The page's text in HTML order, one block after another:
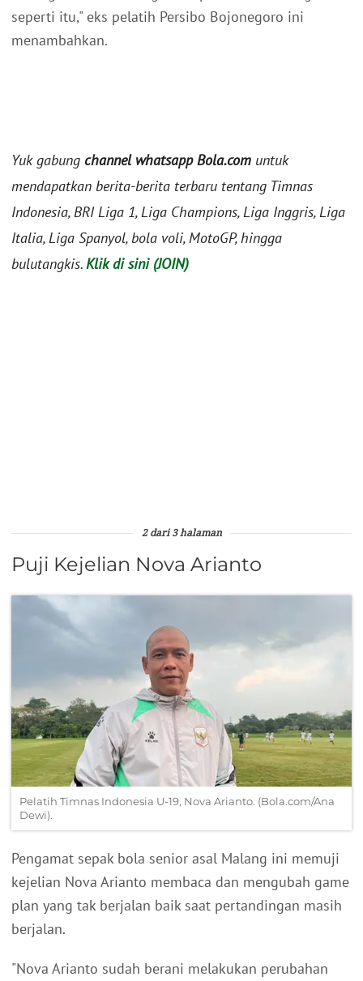
seperti itu," eks pelatih Persibo Bojonegoro ini
menambahkan.
Yuk gabung channel whatsapp Bola.com untuk
mendapatkan berita-berita terbaru tentang Timnas
Indonesia, BRI Liga 1, Liga Champions, Liga Inggris, Liga
Italia, Liga Spanyol, bola voli, MotoGP, hingga
bulutangkis.Klik di sini (JOIN)
2 dari 3 halaman
Puji Kejelian Nova Arianto
Pelatih Timnas Indonesia U-19, Nova Arianto. (Bola.com/Ana
Dewi).
Pengamat sepak bola senior asal Malang ini memuji
kejelian Nova Arianto membaca dan mengubah game
plan yang tak berjalan baik saat pertandingan masih
berjalan.
"Nova Arianto sudah berani melakukan perubahan